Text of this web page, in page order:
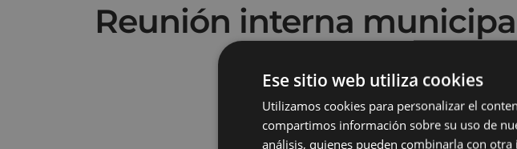
Reunión interna
Ese sitio web utiliza cookies
Utilizamos cookies para personalizar el
compartimos información sobre su uso de
análisis, quienes pueden combinarla con